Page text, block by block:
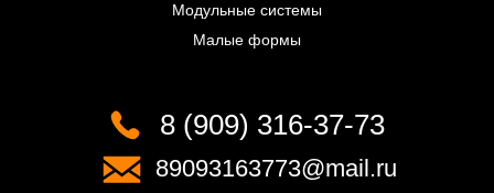
Модульные системы
Малые формы
8 (909) 316-37-73
89093163773@mail.ru